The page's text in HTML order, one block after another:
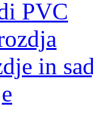
PVC
in